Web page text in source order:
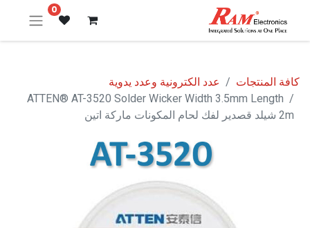
0
كافة المنتجات
عدد الكترونية وعدد يدوية
ATTEN® AT-3520 Solder Wicker Width 3.5mm Length
2m شيلد قصدير لفك لحام المكونات ماركة اتين